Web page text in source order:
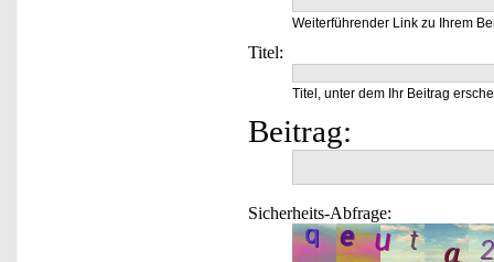
Weiterführender Link zu Ihrem
Titel:
Titel, unter dem Ihr Beitrag
Beitrag:
Sicherheits-Abfrage: